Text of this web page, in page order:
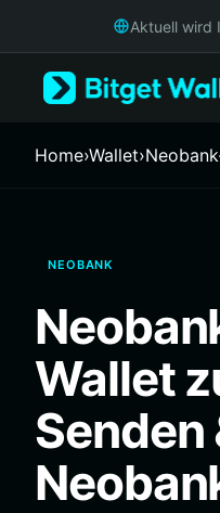
Русский
Italiano
繁體中文
Bahasa Indonesia
ภาษาไทย
Español
Português (Brasil)
Español (Argentina)
Aktuell wird
Home›Wallet›
NEOBANK
Wallet
Senden